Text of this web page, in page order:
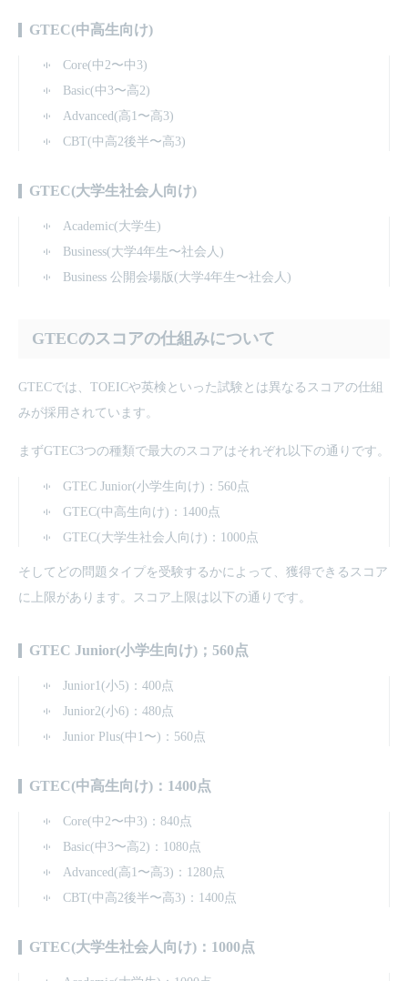
GTEC(中高生向け)
Core(中2〜中3)
Basic(中3〜高2)
Advanced(高1〜高3)
CBT(中高2後半〜高3)
GTEC(大学生社会人向け)
Academic(大学生)
Business(大学4年生〜社会人)
Business 公開会場版(大学4年生〜社会人)
GTECのスコアの仕組みについて
GTECでは、TOEICや英検といった試験とは異なるスコアの仕組
みが採用されています。
まずGTEC3つの種類で最大のスコアはそれぞれ以下の通りです。
GTEC Junior(小学生向け)：560点
GTEC(中高生向け)：1400点
GTEC(大学生社会人向け)：1000点
そしてどの問題タイプを受験するかによって、獲得できるスコア
に上限があります。スコア上限は以下の通りです。
GTEC Junior(小学生向け)；560点
Junior1(小5)：400点
Junior2(小6)：480点
Junior Plus(中1〜)：560点
GTEC(中高生向け)：1400点
Core(中2〜中3)：840点
Basic(中3〜高2)：1080点
Advanced(高1〜高3)：1280点
CBT(中高2後半〜高3)：1400点
GTEC(大学生社会人向け)：1000点